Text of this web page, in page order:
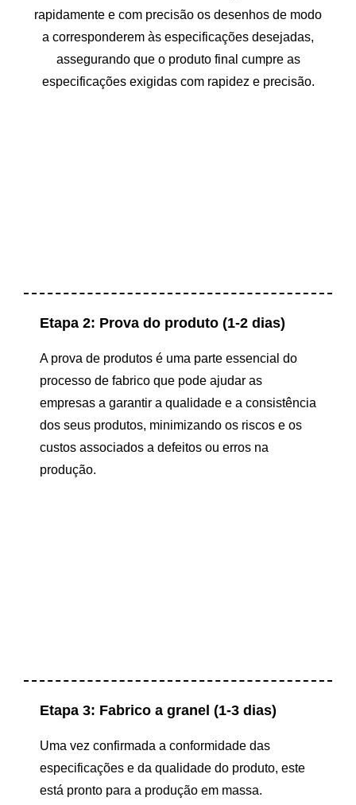
rapidamente e com precisão os desenhos de modo
a corresponderem às especificações desejadas,
assegurando que o produto final cumpre as
especificações exigidas com rapidez e precisão.
Etapa 2: Prova do produto (1-2 dias)
A prova de produtos é uma parte essencial do
processo de fabrico que pode ajudar as
empresas a garantir a qualidade e a consistência
dos seus produtos, minimizando os riscos e os
custos associados a defeitos ou erros na
produção.
Etapa 3: Fabrico a granel (1-3 dias)
Uma vez confirmada a conformidade das
especificações e da qualidade do produto, este
está pronto para a produção em massa.